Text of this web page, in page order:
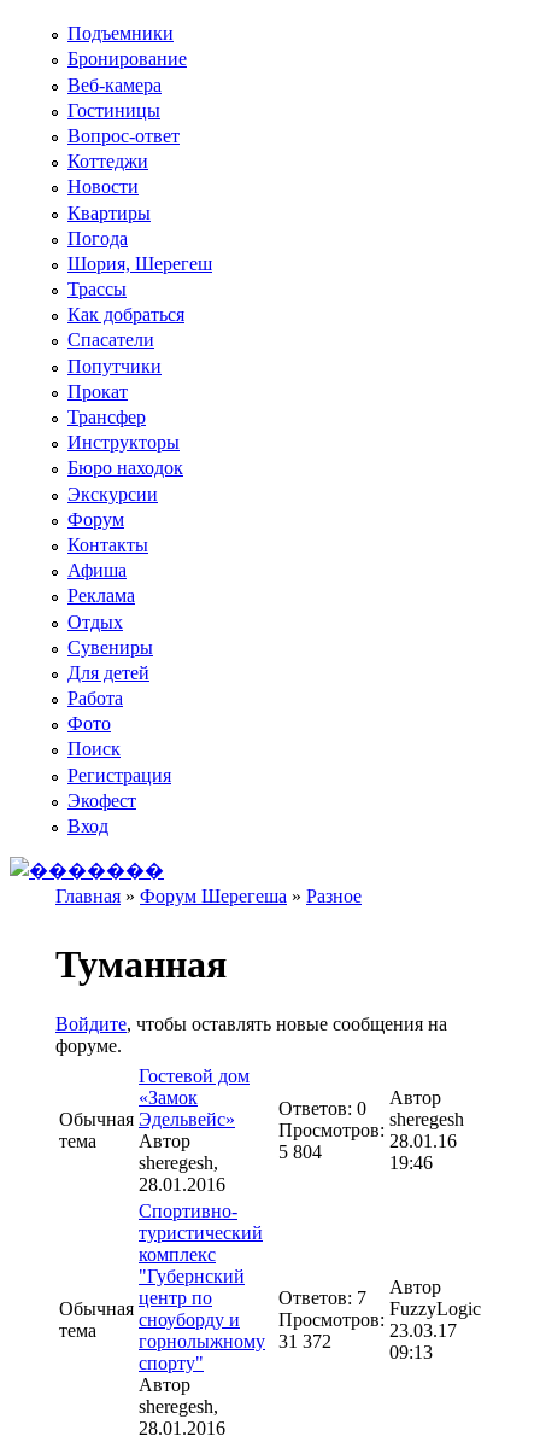
Перейти к основному содержанию
Подъемники
Бронирование
Веб-камера
Гостиницы
Вопрос-ответ
Коттеджи
Новости
Квартиры
Погода
Шория, Шерегеш
Трассы
Как добраться
Спасатели
Попутчики
Прокат
Трансфер
Инструкторы
Бюро находок
Экскурсии
Форум
Контакты
Афиша
Реклама
Отдых
Сувениры
Для детей
Работа
Фото
Поиск
Регистрация
Экофест
Вход
Главная » Форум Шерегеша » Разное
Туманная
Войдите, чтобы оставлять новые сообщения на
форуме.
Обычная
тема
Гостевой дом
«Замок
Эдельвейс»
Автор
sheregesh,
28.01.2016
Ответов: 0
Просмотров:
5 804
Автор
sheregesh
28.01.16
19:46
Обычная
тема
Спортивно-
туристический
комплекс
"Губернский
центр по
сноуборду и
горнолыжному
спорту"
Автор
sheregesh,
28.01.2016
Ответов: 7
Просмотров:
31 372
Автор
FuzzyLogic
23.03.17
09:13